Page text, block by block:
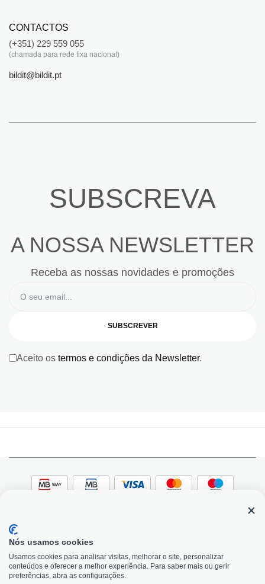
CONTACTOS
(+351) 229 559 055
(chamada para rede fixa nacional)
bildit@bildit.pt
SUBSCREVA
A NOSSA NEWSLETTER
Receba as nossas novidades e promoções
SUBSCREVER
Aceito os termos e condições da Newsletter.
© 2026, Bildit. Todos os direitos reservados | Powered
by Toogas, with
Magento
Precisa de Ajuda?
Nós usamos cookies
Usamos cookies para analisar visitas, melhorar o site, personalizar
conteúdos e oferecer a melhor experiência. Para saber mais ou gerir
preferências, abra as configurações.